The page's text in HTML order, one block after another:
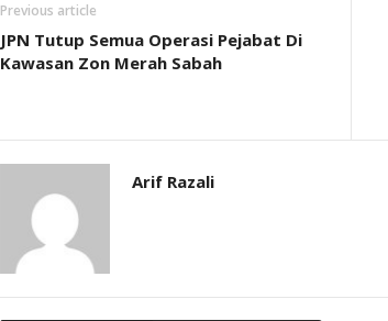
Previous article
JPN Tutup Semua Operasi Pejabat Di
Kawasan Zon Merah Sabah
Arif Razali